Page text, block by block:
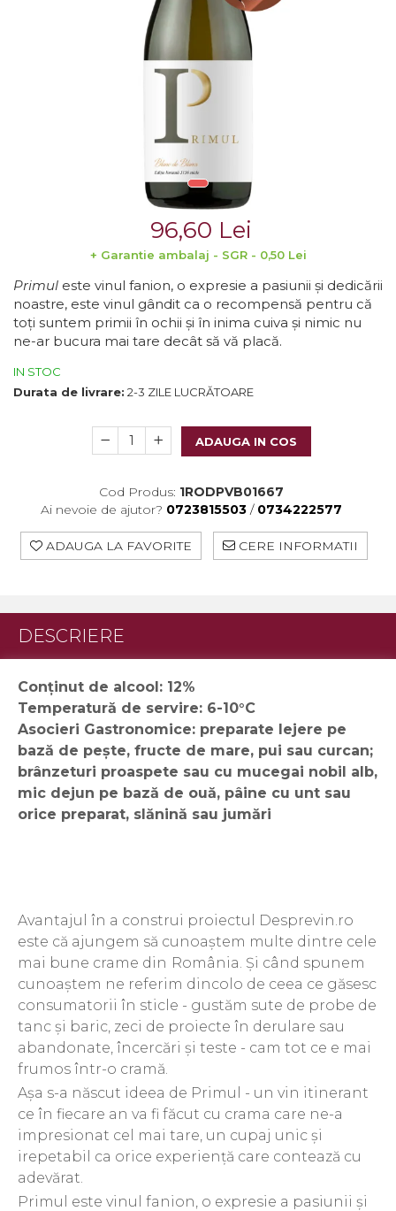
Cramele COTNARI
GRAMOFON Wine
Domeniul BOGDAN
Crama ARAMIC
Crama CORCOVA
Crama PURCARI
Grup FRESCOBALDI
VINUL Bikers For Humanity
Crama BALLA GEZA
Domeniile SÂMBUREȘTI
FAUTOR Winery
PRIMUL
Domeniile PANCIU
The ICONIC Estate
Crama BUDUREASCA
Domeniile FRANCO-
ROMÂNE
96,60 Lei
+ Garantie ambalaj - SGR - 0,50 Lei
Primul este vinul fanion, o expresie a pasiunii și dedicării
noastre, este vinul gândit ca o recompensă pentru că
toți suntem primii în ochii și în inima cuiva și nimic nu
ne-ar bucura mai tare decât să vă placă.
IN STOC
Durata de livrare: 2-3 ZILE LUCRĂTOARE
ADAUGA IN COS
Cod Produs: 1RODPVB01667
Ai nevoie de ajutor? 0723815503 / 0734222577
ADAUGA LA FAVORITE CERE INFORMATII
DESCRIERE
Conținut de alcool: 12%
Temperatură de servire: 6-10°C
Asocieri Gastronomice: preparate lejere pe
bază de pește, fructe de mare, pui sau curcan;
brânzeturi proaspete sau cu mucegai nobil alb,
mic dejun pe bază de ouă, pâine cu unt sau
orice preparat, slănină sau jumări
Avantajul în a construi proiectul Desprevin.ro
este că ajungem să cunoaștem multe dintre cele
mai bune crame din România. Și când spunem
cunoaștem ne referim dincolo de ceea ce găsesc
consumatorii în sticle - gustăm sute de probe de
tanc și baric, zeci de proiecte în derulare sau
abandonate, încercări și teste - cam tot ce e mai
frumos într-o cramă.
Așa s-a născut ideea de Primul - un vin itinerant
ce în fiecare an va fi făcut cu crama care ne-a
impresionat cel mai tare, un cupaj unic și
irepetabil ca orice experiență care contează cu
adevărat.
Primul este vinul fanion, o expresie a pasiunii și